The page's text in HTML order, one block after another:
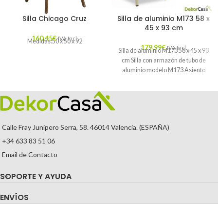
Silla Chicago Cruz
160,45€ IVA Incl.
Medidas:50 x 50 x 92
Silla de aluminio M173 58 x
45 x 93 cm
179,99€ IVA Incl.
Silla de aluminio M173 58 x 45 x 93
cm Silla con armazón de tubo de
aluminio modelo M173 Asiento
Calle Fray Junípero Serra, 58. 46014 Valencia. (ESPAÑA)
+34 633 83 51 06
Email de Contacto
SOPORTE Y AYUDA
ENVÍOS